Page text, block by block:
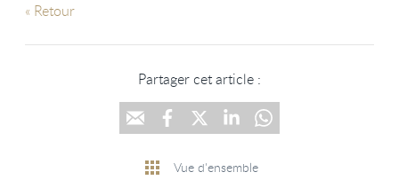
« Retour
Partager cet article :
Vue d'ensemble